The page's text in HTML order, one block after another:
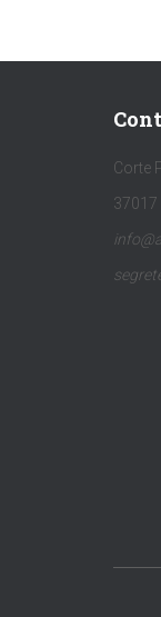
Corte
37017